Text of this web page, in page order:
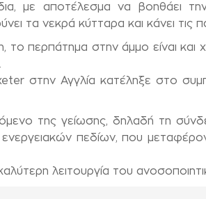
με αποτέλεσμα να βοηθάει
τα νεκρά κύτταρα και κάνει τις
το περπάτημα στην άμμο είναι
στην Αγγλία κατέληξε στο
της γείωσης, δηλαδή τη
πεδίων, που
λειτουργία του